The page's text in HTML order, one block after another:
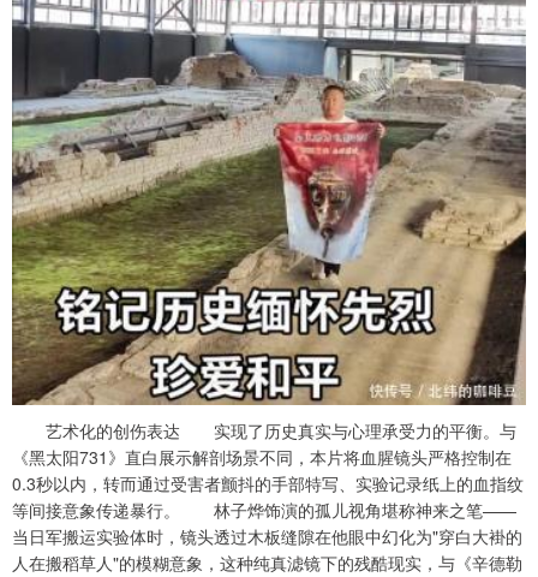
艺术化的创伤表达 实现了历史真实与心理承受力的平衡。与
《黑太阳731》直白展示解剖场景不同，本片将血腥镜头严格控制在
0.3秒以内，转而通过受害者颤抖的手部特写、实验记录纸上的血指纹
等间接意象传递暴行。 林子烨饰演的孤儿视角堪称神来之笔——
当日军搬运实验体时，镜头透过木板缝隙在他眼中幻化为"穿白大褂的
人在搬稻草人"的模糊意象，这种纯真滤镜下的残酷现实，与《辛德勒